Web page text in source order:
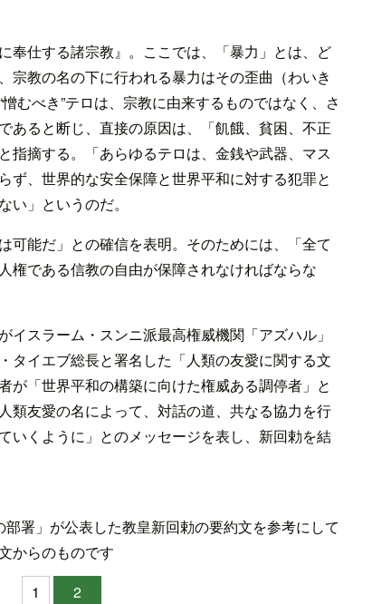
奉仕する諸宗教』。ここでは、「暴力」とは、ど
宗教の名の下に行われる暴力はその歪曲（わいき
むべき”テロは、宗教に由来するものではなく、さ
あると断じ、直接の原因は、「飢餓、貧困、不正
指摘する。「あらゆるテロは、金銭や武器、マス
ず、世界的な安全保障と世界平和に対する犯罪と
い」というのだ。
可能だ」との確信を表明。そのためには、「全て
権である信教の自由が保障されなければならな
イスラーム・スンニ派最高権威機関「アズハル」
タイエブ総長と署名した「人類の友愛に関する文
が「世界平和の構築に向けた権威ある調停者」と
類友愛の名によって、対話の道、共なる協力を行
いくように」とのメッセージを表し、新回勅を結
署」が公表した教皇新回勅の要約文を参考にして
からのものです
1
2